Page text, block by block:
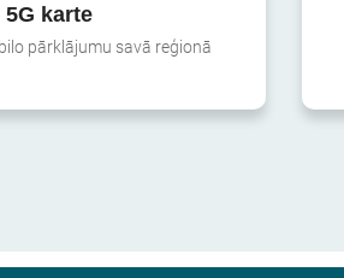
5G karte
pārklājumu savā reģionā